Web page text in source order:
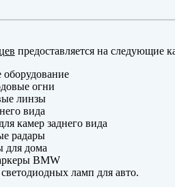
предоставляется на следующие
огни
линзы
вида
камер заднего вида
радары
для дома
BMW
ламп для авто.